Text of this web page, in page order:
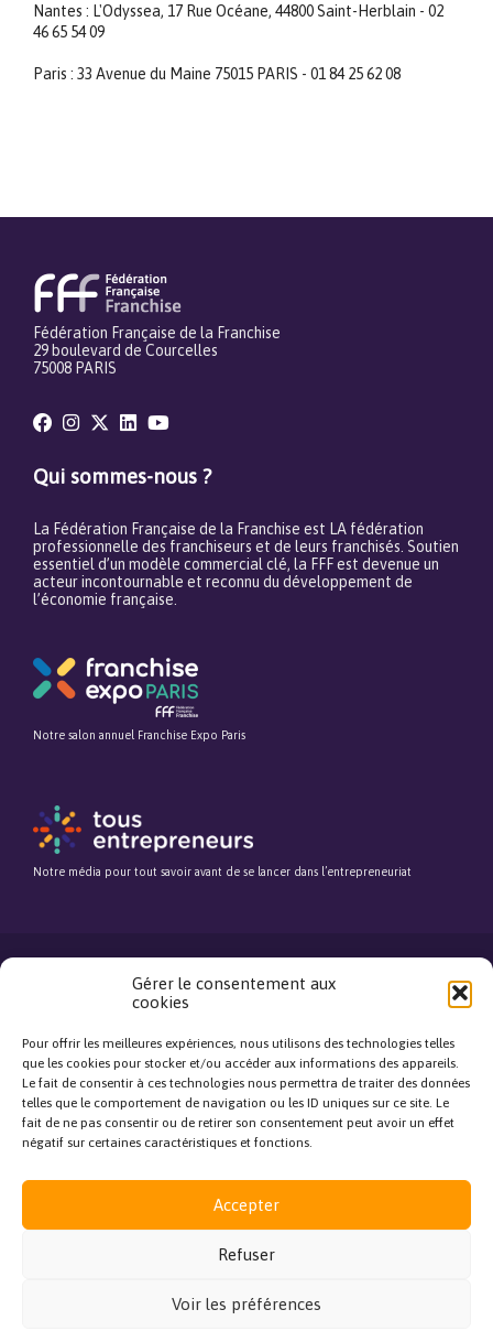
Gérer le consentement aux
cookies
Pour offrir les meilleures expériences, nous utilisons des technologies telles
que les cookies pour stocker et/ou accéder aux informations des appareils.
Le fait de consentir à ces technologies nous permettra de traiter des données
telles que le comportement de navigation ou les ID uniques sur ce site. Le
fait de ne pas consentir ou de retirer son consentement peut avoir un effet
négatif sur certaines caractéristiques et fonctions.
Accepter
Refuser
Voir les préférences
Nantes : L'Odyssea, 17 Rue Océane, 44800 Saint-Herblain - 02
46 65 54 09
Paris : 33 Avenue du Maine 75015 PARIS - 01 84 25 62 08
Fédération Française de la Franchise
29 boulevard de Courcelles
75008 PARIS
Qui sommes-nous ?
La Fédération Française de la Franchise est LA fédération
professionnelle des franchiseurs et de leurs franchisés. Soutien
essentiel d’un modèle commercial clé, la FFF est devenue un
acteur incontournable et reconnu du développement de
l’économie française.
Notre salon annuel Franchise Expo Paris
Notre média pour tout savoir avant de se lancer dans l’entrepreneuriat
©Fédération Française de la Franchise. Tous droits réservés.
close
Bonjour, je réponds à toutes
vos questions !
J'ai une question